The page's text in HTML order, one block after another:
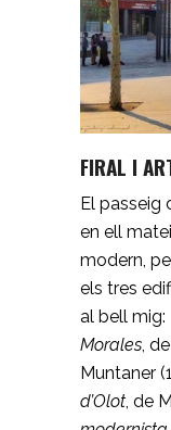
FIRAL I
El passeig
en ell
modern,
els tres
al bell mig:
Morales,
Muntaner
d’Olot, de